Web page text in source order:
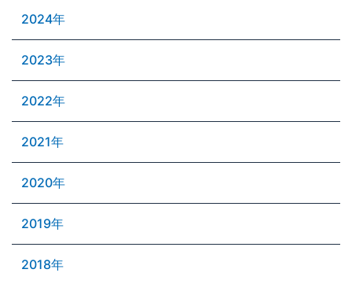
2024年
2023年
2022年
2021年
2020年
2019年
2018年